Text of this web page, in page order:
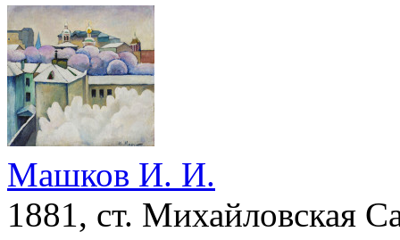
Машков И. И.
1881, ст. Михайловская